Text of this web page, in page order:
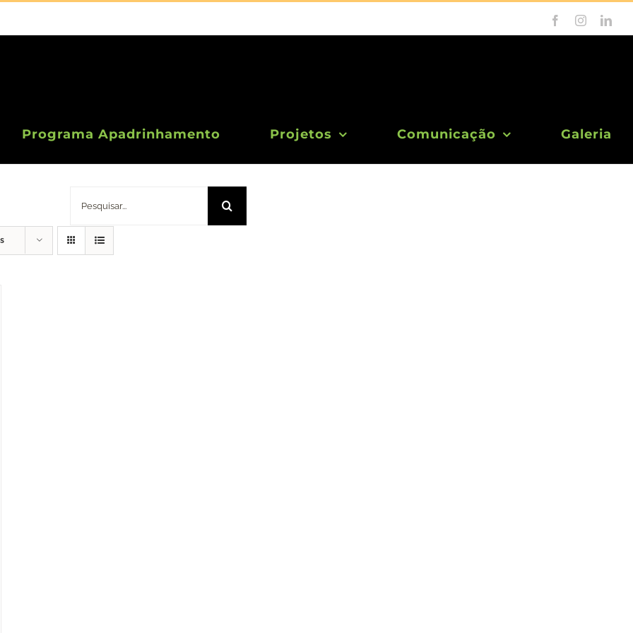
FacebookInstagram
Programa Apadrinhamento Projetos Comunicação Galeria